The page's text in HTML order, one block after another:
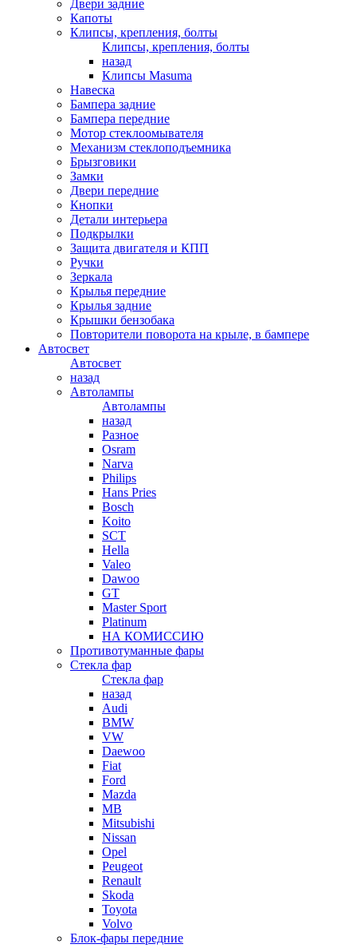
Двери задние
Капоты
Клипсы, крепления, болты
Клипсы, крепления, болты
назад
Клипсы Masuma
Навеска
Бампера задние
Бампера передние
Мотор стеклоомывателя
Механизм стеклоподъемника
Брызговики
Замки
Двери передние
Кнопки
Детали интерьера
Подкрылки
Защита двигателя и КПП
Ручки
Зеркала
Крылья передние
Крылья задние
Крышки бензобака
Повторители поворота на крыле, в бампере
Автосвет
Автосвет
назад
Автолампы
Автолампы
назад
Разное
Osram
Narva
Philips
Hans Pries
Bosch
Koito
SCT
Hella
Valeo
Dawoo
GT
Master Sport
Platinum
НА КОМИССИЮ
Противотуманные фары
Стекла фар
Стекла фар
назад
Audi
BMW
VW
Daewoo
Fiat
Ford
Mazda
MB
Mitsubishi
Nissan
Opel
Peugeot
Renault
Skoda
Toyota
Volvo
Блок-фары передние